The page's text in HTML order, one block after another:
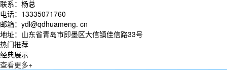
联系：杨总
电话：13335071760
邮箱：ydl@qdhuameng. cn
地址：山东省青岛市即墨区大信镇佳信路33号
热门推荐
经典展示
查看更多+